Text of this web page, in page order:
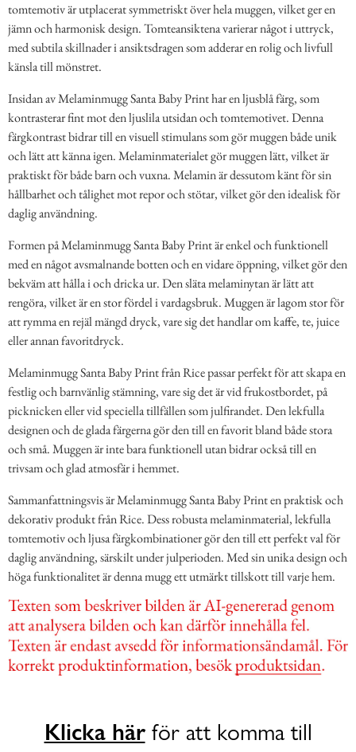
tomtemotiv är utplacerat symmetriskt över hela muggen, vilket ger en
jämn och harmonisk design. Tomteansiktena varierar något i uttryck,
med subtila skillnader i ansiktsdragen som adderar en rolig och livfull
känsla till mönstret.
Insidan av Melaminmugg Santa Baby Print har en ljusblå färg, som
kontrasterar fint mot den ljuslila utsidan och tomtemotivet. Denna
färgkontrast bidrar till en visuell stimulans som gör muggen både unik
och lätt att känna igen. Melaminmaterialet gör muggen lätt, vilket är
praktiskt för både barn och vuxna. Melamin är dessutom känt för sin
hållbarhet och tålighet mot repor och stötar, vilket gör den idealisk för
daglig användning.
Formen på Melaminmugg Santa Baby Print är enkel och funktionell
med en något avsmalnande botten och en vidare öppning, vilket gör den
bekväm att hålla i och dricka ur. Den släta melaminytan är lätt att
rengöra, vilket är en stor fördel i vardagsbruk. Muggen är lagom stor för
att rymma en rejäl mängd dryck, vare sig det handlar om kaffe, te, juice
eller annan favoritdryck.
Melaminmugg Santa Baby Print från Rice passar perfekt för att skapa en
festlig och barnvänlig stämning, vare sig det är vid frukostbordet, på
picknicken eller vid speciella tillfällen som julfirandet. Den lekfulla
designen och de glada färgerna gör den till en favorit bland både stora
och små. Muggen är inte bara funktionell utan bidrar också till en
trivsam och glad atmosfär i hemmet.
Sammanfattningsvis är Melaminmugg Santa Baby Print en praktisk och
dekorativ produkt från Rice. Dess robusta melaminmaterial, lekfulla
tomtemotiv och ljusa färgkombinationer gör den till ett perfekt val för
daglig användning, särskilt under julperioden. Med sin unika design och
höga funktionalitet är denna mugg ett utmärkt tillskott till varje hem.
Klicka härför att komma till